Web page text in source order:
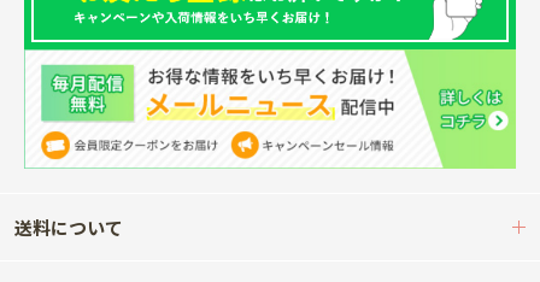
送料について